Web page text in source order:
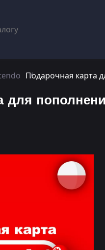
Подарочная карта
для